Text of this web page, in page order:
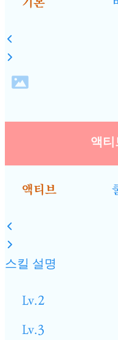
액
액티브
스킬 설명
Lv.2
Lv.3